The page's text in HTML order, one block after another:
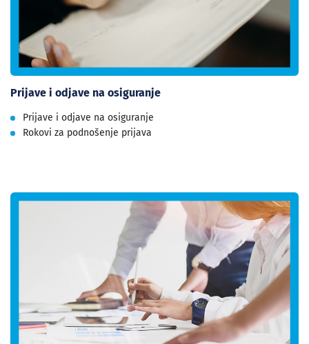
Prijave i odjave na osiguranje
Prijave i odjave na osiguranje
Rokovi za podnošenje prijava